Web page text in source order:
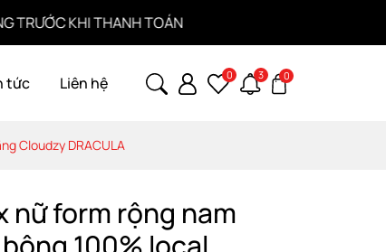
KHI THANH TOÁN
tức Liên hệ 0 3 0
Cloudzy DRACULA
nữ form rộng nam